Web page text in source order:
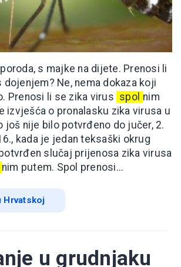
s majke na dijete. Prenosi li
dojenjem? Ne, nema dokaza koji
Prenosi li se zika virus spol nim
izvješća o pronalasku zika virusa u
još nije bilo potvrđeno do jučer, 2.
kada je jedan teksaški okrug
slučaj prijenosa zika virusa
nim putem. Spol prenosi...
Hrvatskoj
u grudnjaku